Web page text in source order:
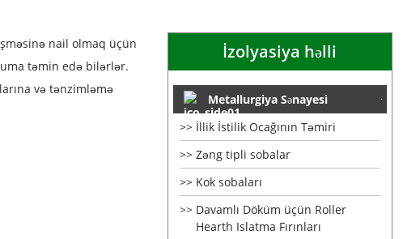
İzolyasiya həlli
Metallurgiya Sənayesi
İllik İstilik Ocağının Təmiri
Zəng tipli sobalar
Kok sobaları
Davamlı Döküm üçün Roller
Hearth Islatma Fırınları
nail olmaq üçün
təmin edə bilərlər.
və tənzimləmə